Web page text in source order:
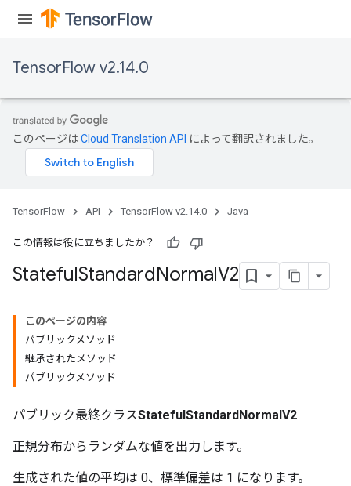
TensorFlow v2.14.0
このページはCloud Translation API によって翻訳されました。
TensorFlow API TensorFlow v2.14.0 Java
この情報は役に立ちましたか？
StatefulStandardNormalV2
このページの内容
パブリックメソッド
継承されたメソッド
パブリックメソッド
パブリック最終クラスStatefulStandardNormalV2
正規分布からランダムな値を出力します。
生成された値の平均は 0、標準偏差は 1 になります。